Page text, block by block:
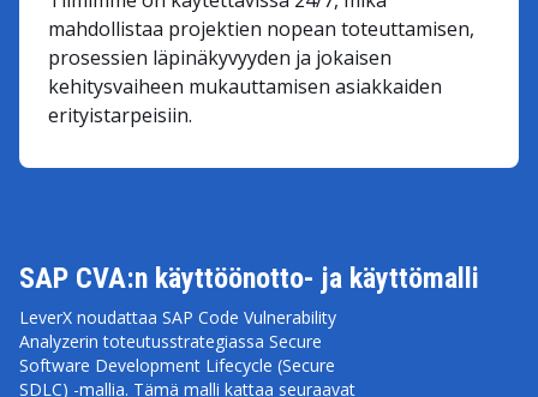
mahdollistaa projektien nopean toteuttamisen,
prosessien läpinäkyvyyden ja jokaisen
kehitysvaiheen mukauttamisen asiakkaiden
erityistarpeisiin.
SAP CVA:n käyttöönotto- ja käyttömalli
LeverX noudattaa SAP Code Vulnerability
Analyzerin toteutusstrategiassa Secure
Software Development Lifecycle (Secure
SDLC) -mallia. Tämä malli kattaa seuraavat